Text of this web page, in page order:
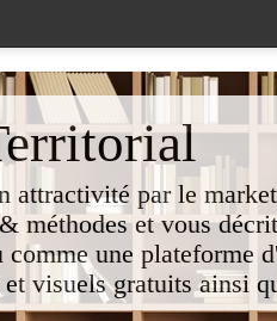
attractivité par le
méthodes et vous
une plateforme
visuels gratuits ainsi